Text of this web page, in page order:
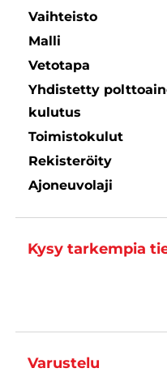
Vaihteisto
Malli
Vetotapa
Yhdistetty
kulutus
Toimistokulut
Rekisteröity
Ajoneuvolaji
Kysy tarkempia
Varustelu